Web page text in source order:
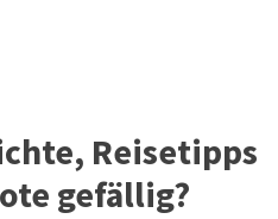
Reisetipps
gefällig?